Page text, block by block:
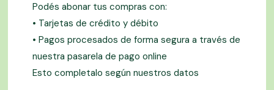
Podés abonar tus compras con:
• Tarjetas de crédito y débito
• Pagos procesados de forma segura a través de
nuestra pasarela de pago online
Esto completalo según nuestros datos